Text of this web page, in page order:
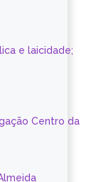
e laicidade;
Centro da